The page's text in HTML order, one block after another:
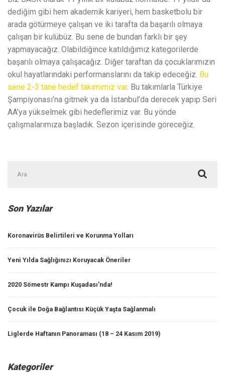
dediğim gibi hem akademik kariyeri, hem basketbolu bir
arada götürmeye çalışan ve iki tarafta da başarılı olmaya
çalışan bir kulübüz. Bu sene de bundan farklı bir şey
yapmayacağız. Olabildiğince katıldığımız kategorilerde
başarılı olmaya çalışacağız. Diğer taraftan da çocuklarımızın
okul hayatlarındaki performanslarını da takip edeceğiz. Bu
sene 2-3 tane hedef takımımız var. Bu takımlarla Türkiye
Şampiyonası’na gitmek ya da İstanbul’da derecek yapıp Seri
AA’ya yükselmek gibi hedeflerimiz var. Bu yönde
çalışmalarımıza başladık. Sezon içerisinde göreceğiz.
ara:
Son Yazılar
Koronavirüs Belirtileri ve Korunma Yolları
Yeni Yılda Sağlığınızı Koruyacak Öneriler
2020 Sömestr Kampı Kuşadası’nda!
Çocuk ile Doğa Bağlantısı Küçük Yaşta Sağlanmalı
Liglerde Haftanın Panoraması (18 – 24 Kasım 2019)
Kategoriler